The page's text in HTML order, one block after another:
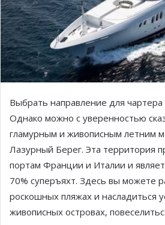
Выбрать направление для чартера
Однако можно с уверенностью
гламурным и живописным летним
Лазурный Берег. Эта территория
портам Франции и Италии и
70% суперъяхт. Здесь вы можете
роскошных пляжах и насладиться
живописных островах,